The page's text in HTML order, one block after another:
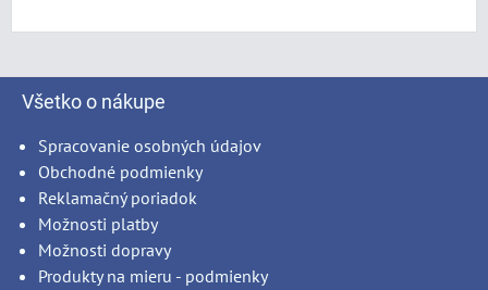
Všetko o nákupe
Spracovanie osobných údajov
Obchodné podmienky
Reklamačný poriadok
Možnosti platby
Možnosti dopravy
Produkty na mieru - podmienky